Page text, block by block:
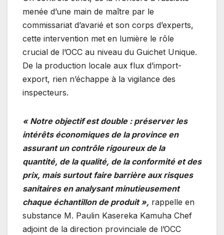
​menée d’une main de maître par le
commissariat d’avarié et son corps d’experts,
cette intervention met en lumière le rôle
crucial de l’OCC au niveau du Guichet Unique.
De la production locale aux flux d’import-
export, rien n’échappe à la vigilance des
inspecteurs.
« Notre objectif est double : préserver les
intérêts économiques de la province en
assurant un contrôle rigoureux de la
quantité, de la qualité, de la conformité et des
prix, mais surtout faire barrière aux risques
sanitaires en analysant minutieusement
chaque échantillon de produit », rappelle en
substance M. Paulin Kasereka Kamuha Chef
adjoint de la direction provinciale de l’OCC